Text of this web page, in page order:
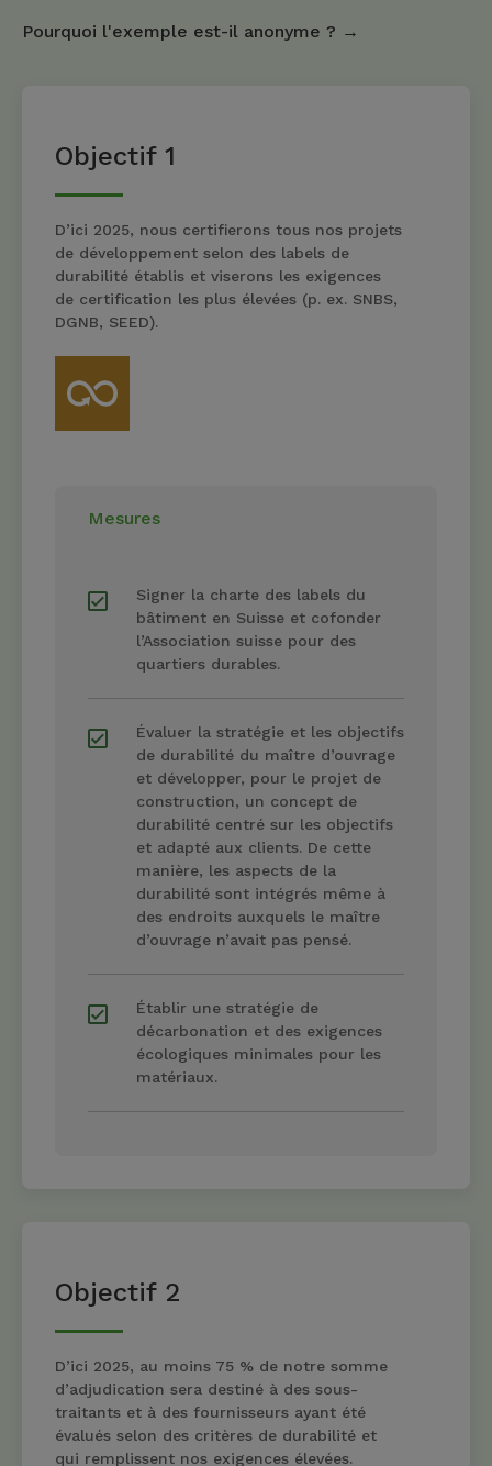
Pourquoi l'exemple est-il anonyme ? →
Objectif 1
D’ici 2025, nous certifierons tous nos projets
de développement selon des labels de
durabilité établis et viserons les exigences
de certification les plus élevées (p. ex. SNBS,
DGNB, SEED).
Mesures
Signer la charte des labels du
bâtiment en Suisse et cofonder
l’Association suisse pour des
quartiers durables.
Évaluer la stratégie et les objectifs
de durabilité du maître d’ouvrage
et développer, pour le projet de
construction, un concept de
durabilité centré sur les objectifs
et adapté aux clients. De cette
manière, les aspects de la
durabilité sont intégrés même à
des endroits auxquels le maître
d’ouvrage n’avait pas pensé.
Établir une stratégie de
décarbonation et des exigences
écologiques minimales pour les
matériaux.
Objectif 2
D’ici 2025, au moins 75 % de notre somme
d’adjudication sera destiné à des sous-
traitants et à des fournisseurs ayant été
évalués selon des critères de durabilité et
qui remplissent nos exigences élevées.